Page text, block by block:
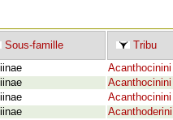
Sous-famille Tribu
Acanthocinini
Acanthocinini
Acanthocinini
Acanthoderini